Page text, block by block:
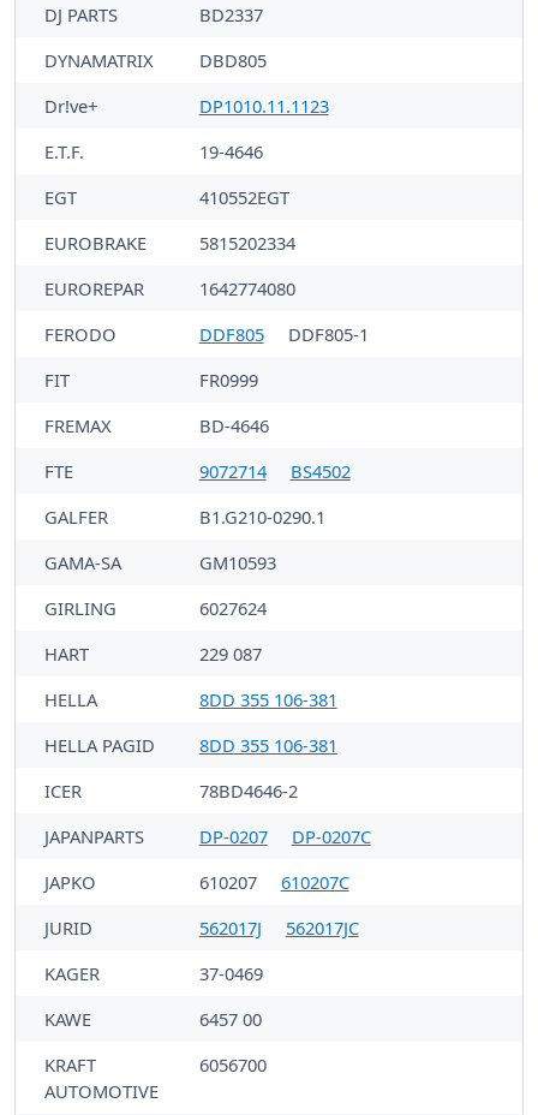
DJ PARTS
BD2337
DYNAMATRIX
DBD805
Dr!ve+
DP1010.11.1123
E.T.F.
19-4646
EGT
410552EGT
EUROBRAKE
5815202334
EUROREPAR
1642774080
FERODO
DDF805
DDF805-1
FIT
FR0999
FREMAX
BD-4646
FTE
9072714
BS4502
GALFER
B1.G210-0290.1
GAMA-SA
GM10593
GIRLING
6027624
HART
229 087
HELLA
8DD 355 106-381
HELLA PAGID
8DD 355 106-381
ICER
78BD4646-2
JAPANPARTS
DP-0207
DP-0207C
JAPKO
610207
610207C
JURID
562017J
562017JC
KAGER
37-0469
KAWE
6457 00
KRAFT
AUTOMOTIVE
6056700